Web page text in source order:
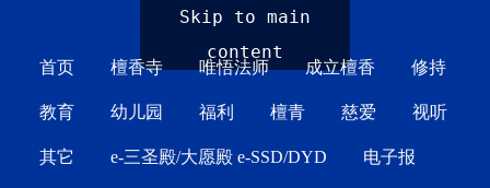
Skip to main
content
首页 檀香寺 唯悟法师 成立檀香 修持
教育 幼儿园 福利 檀青 慈爱 视听
其它 e-三圣殿/大愿殿 e-SSD/DYD 电子报